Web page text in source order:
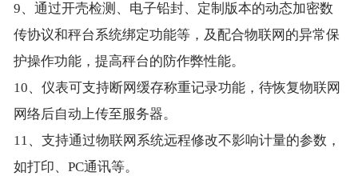
9、通过开壳检测、电子铅封、定制版本的动态加密数
传协议和秤台系统绑定功能等，及配合物联网的异常保
护操作功能，提高秤台的防作弊性能。
10、仪表可支持断网缓存称重记录功能，待恢复物联网
网络后自动上传至服务器。
11、支持通过物联网系统远程修改不影响计量的参数，
如打印、PC通讯等。